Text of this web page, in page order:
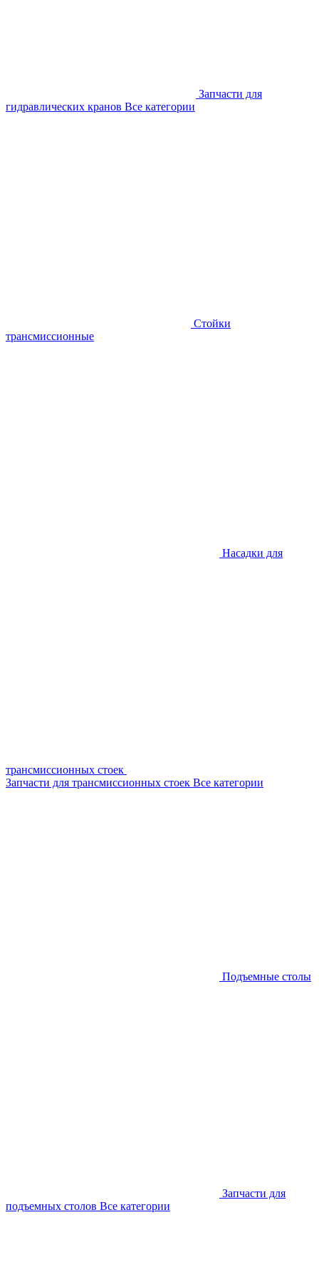
Запчасти для
гидравлических кранов Все категории
Стойки
трансмиссионные
Насадки для
трансмиссионных стоек
Запчасти для трансмиссионных стоек Все категории
Подъемные столы
Запчасти для
подъемных столов Все категории